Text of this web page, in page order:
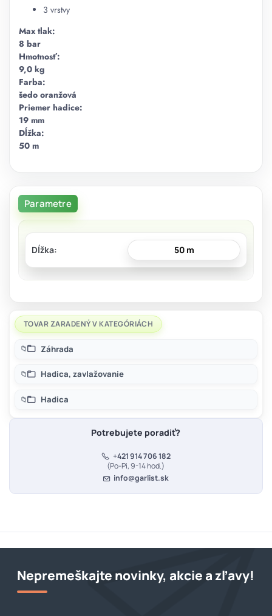
3 vrstvy
Max tlak:
8 bar
Hmotnosť:
9,0 kg
Farba:
šedo oranžová
Priemer hadice:
19 mm
Dĺžka:
50 m
Parametre
Dĺžka 50 m
TOVAR ZARADENÝ V KATEGÓRIÁCH
Záhrada
Hadica, zavlažovanie
Hadica
Potrebujete poradiť?
+421 914 706 182
(Po-Pi, 9-14 hod.)
info@garlist.sk
Nepremeškajte novinky, akcie a zľavy!